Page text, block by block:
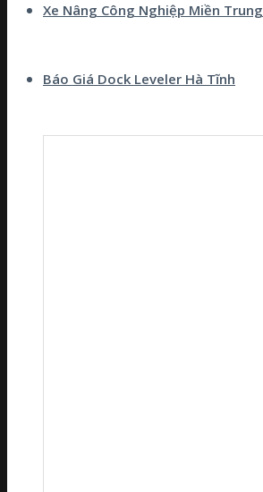
Xe Nâng Công Nghiệp Miền Trung
Báo Giá Dock Leveler Hà Tĩnh